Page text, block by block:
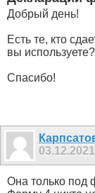
Добрый день!
Есть те, кто
вы используете?
Спасибо!
03.12.2021
Она только под